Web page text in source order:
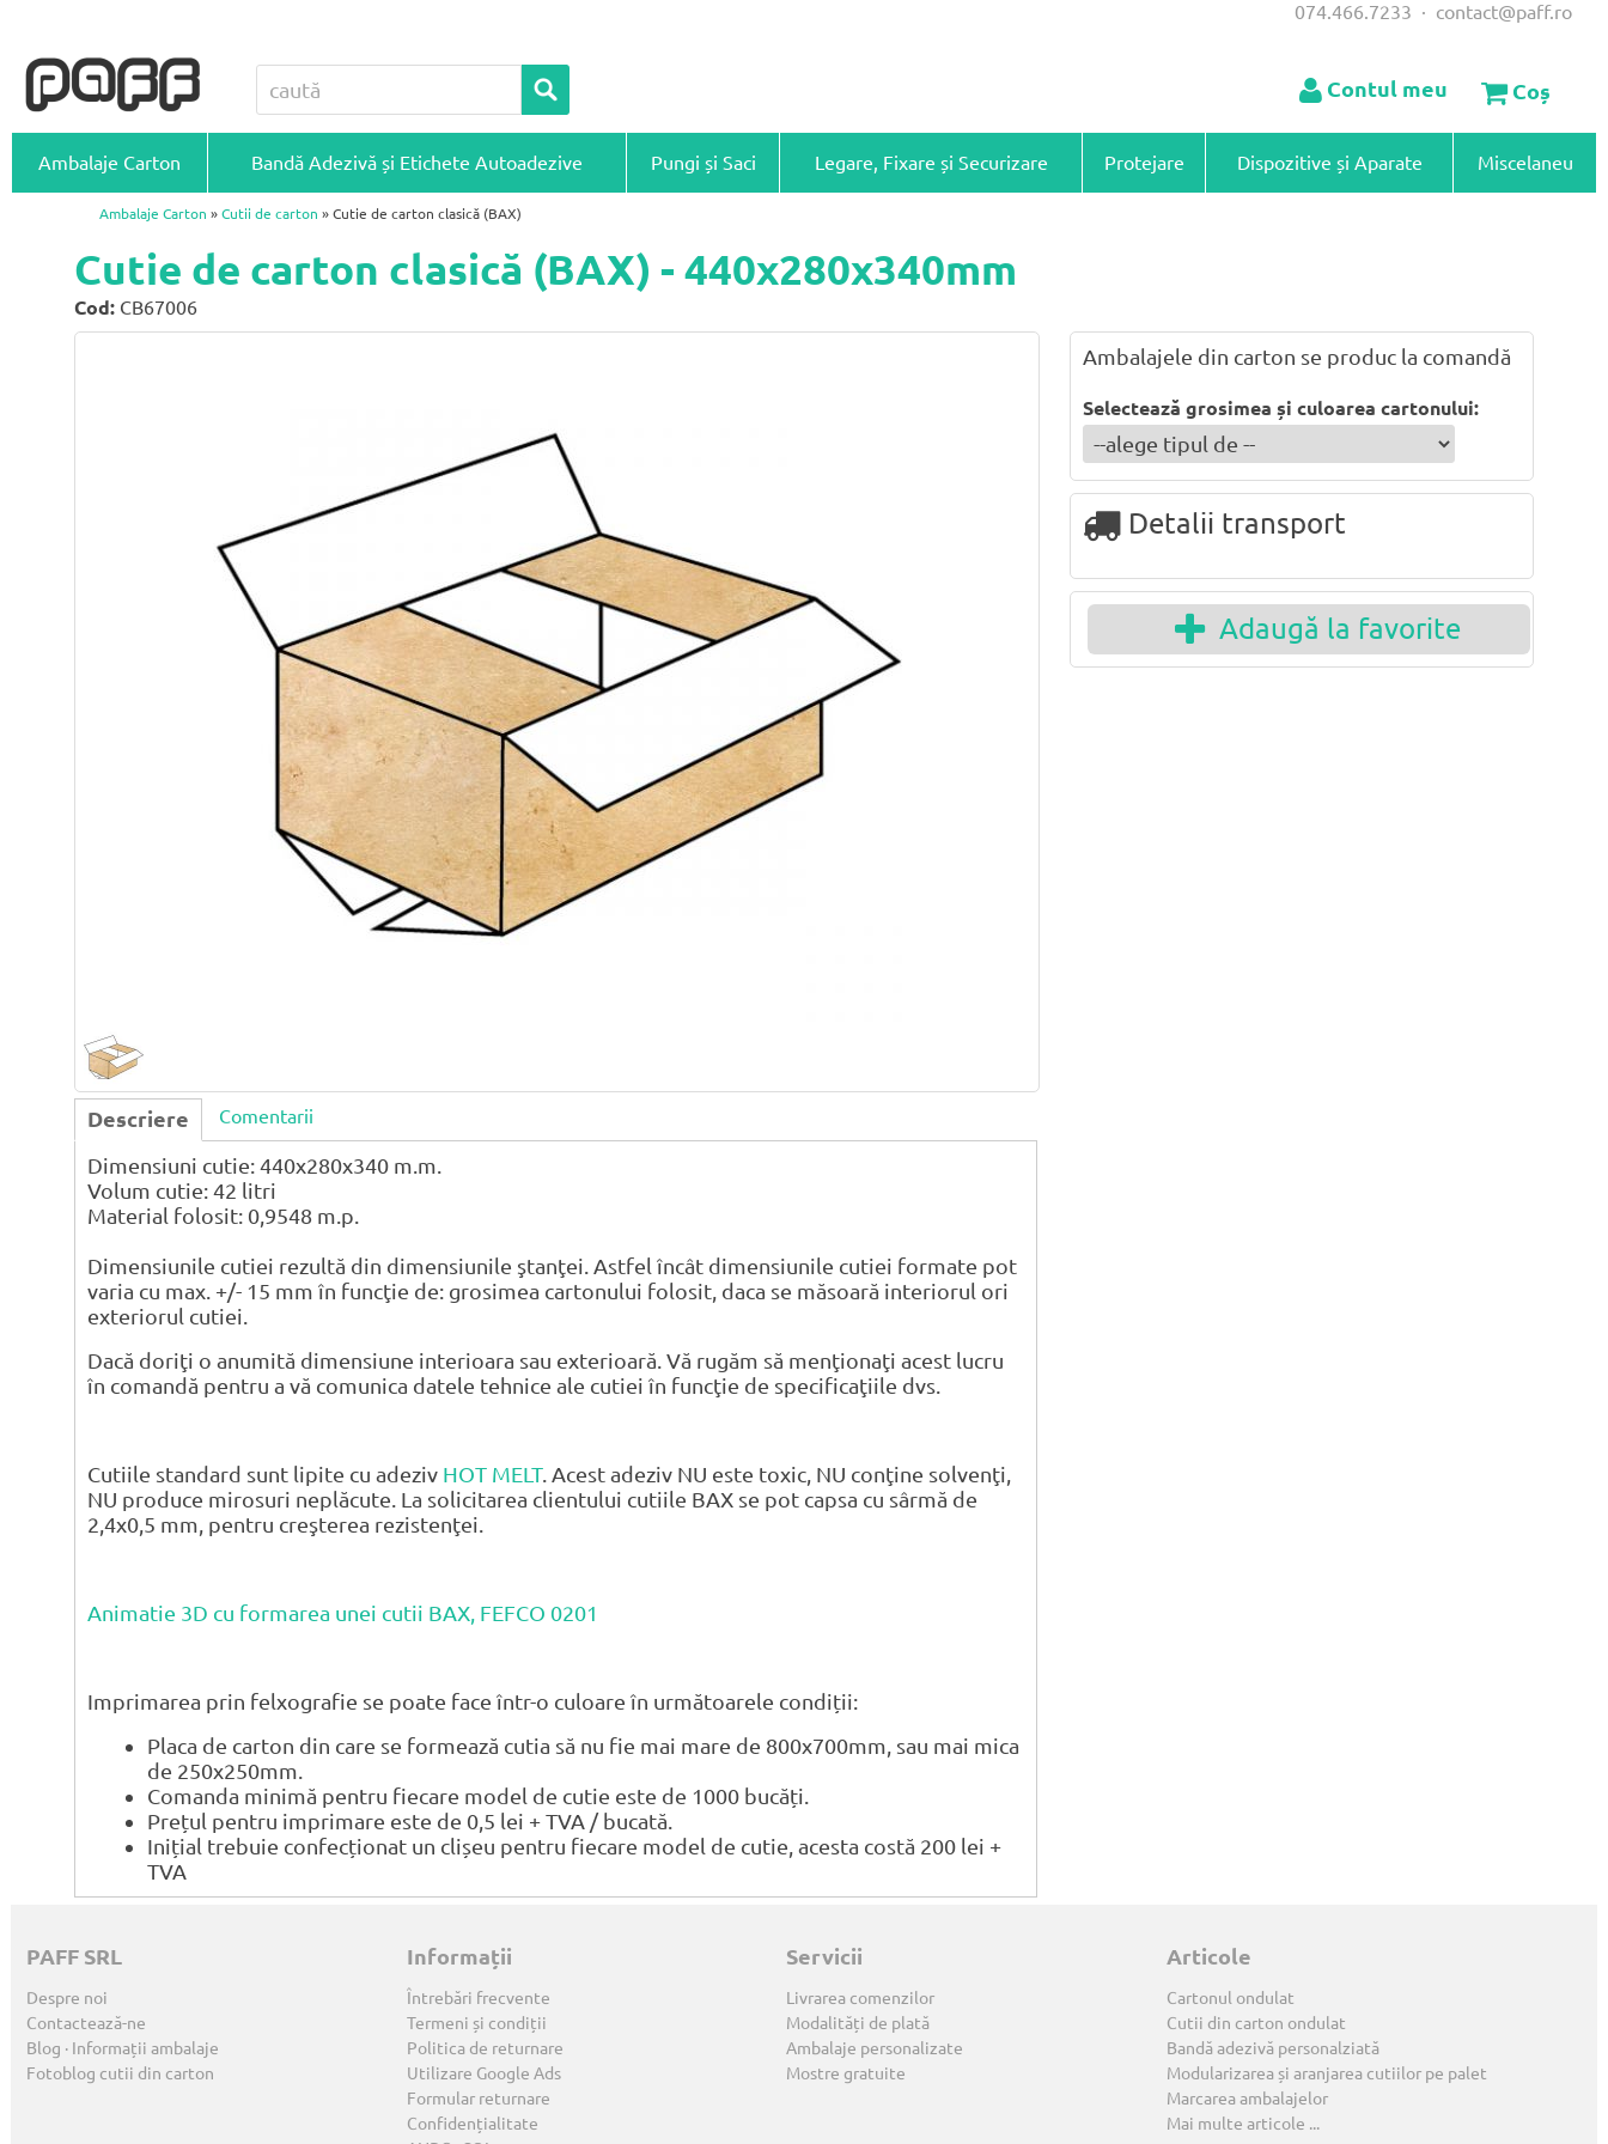
Contul meu Coș
074.466.7233 · contact@paff.ro
Ambalaje Carton Bandă Adezivă și Etichete Autoadezive Pungi și Saci Legare, Fixare și Securizare Protejare Dispozitive și Aparate Miscelaneu
Ambalaje Carton » Cutii de carton » Cutie de carton clasică (BAX)
Cutie de carton clasică (BAX) - 440x280x340mm
Cod: CB67006
Ambalajele din carton se produc la comandă
Selectează grosimea și culoarea cartonului:
Detalii transport
Adaugă la favorite
Descriere Comentarii
Dimensiuni cutie: 440x280x340 m.m.
Volum cutie: 42 litri
Material folosit: 0,9548 m.p.
Dimensiunile cutiei rezultă din dimensiunile ştanţei. Astfel încât dimensiunile cutiei formate pot
varia cu max. +/- 15 mm în funcţie de: grosimea cartonului folosit, daca se măsoară interiorul ori
exteriorul cutiei.
Dacă doriţi o anumită dimensiune interioara sau exterioară. Vă rugăm să menţionaţi acest lucru
în comandă pentru a vă comunica datele tehnice ale cutiei în funcţie de specificaţiile dvs.
Cutiile standard sunt lipite cu adeziv HOT MELT. Acest adeziv NU este toxic, NU conţine solvenţi,
NU produce mirosuri neplăcute. La solicitarea clientului cutiile BAX se pot capsa cu sârmă de
2,4x0,5 mm, pentru creşterea rezistenţei.
Animatie 3D cu formarea unei cutii BAX, FEFCO 0201
Imprimarea prin felxografie se poate face într-o culoare în următoarele condiții:
Placa de carton din care se formează cutia să nu fie mai mare de 800x700mm, sau mai mica
de 250x250mm.
Comanda minimă pentru fiecare model de cutie este de 1000 bucăți.
Prețul pentru imprimare este de 0,5 lei + TVA / bucată.
Inițial trebuie confecționat un clișeu pentru fiecare model de cutie, acesta costă 200 lei +
TVA
PAFF SRL
Despre noi
Contactează-ne
Blog · Informații ambalaje
Fotoblog cutii din carton
Informații
Întrebări frecvente
Termeni și condiții
Politica de returnare
Utilizare Google Ads
Formular returnare
Confidențialitate
Servicii
Livrarea comenzilor
Modalități de plată
Ambalaje personalizate
Mostre gratuite
Articole
Cartonul ondulat
Cutii din carton ondulat
Bandă adezivă personalziată
Modularizarea și aranjarea cutiilor pe palet
Marcarea ambalajelor
Mai multe articole ...